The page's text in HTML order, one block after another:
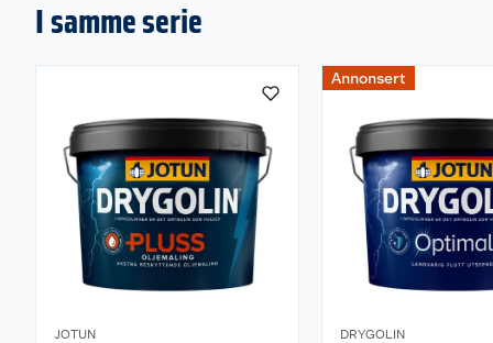
I samme serie
JOTUN
Annonsert
DRYGOLIN